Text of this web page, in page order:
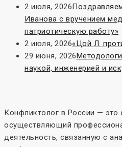
2 июля, 2026
Иванова с вручением
патриотическую работу»
2 июля, 2026«Цой Л.
29 июня, 2026
наукой, инженерией и
Конфликтолог в России — это
осуществляющий
деятельность, связанную с